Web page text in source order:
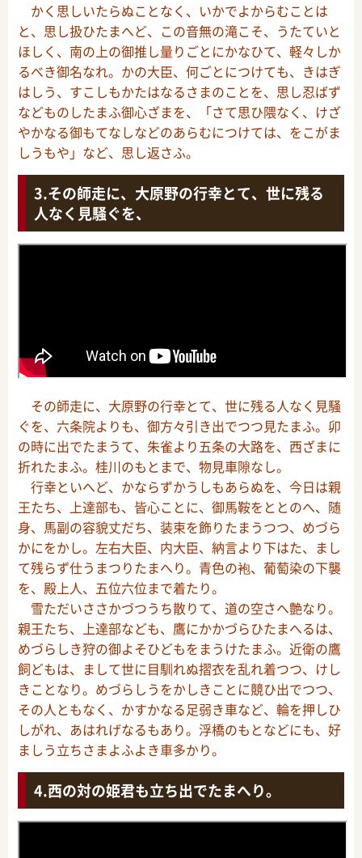
かく思しいたらぬことなく、いかでよからむことは
と、思し扱ひたまへど、この音無の滝こそ、うたていと
ほしく、南の上の御推し量りごとにかなひて、軽々しか
るべき御名なれ。かの大臣、何ごとにつけても、きはぎ
はしう、すこしもかたはなるさまのことを、思し忍ばず
などものしたまふ御心ざまを、「さて思ひ隈なく、けざ
やかなる御もてなしなどのあらむにつけては、をこがま
しうもや」など、思し返さふ。
その師走に、大原野の行幸とて、世に残る
人なく見騒ぐを、
その師走に、大原野の行幸とて、世に残る人なく見騒
ぐを、六条院よりも、御方々引き出でつつ見たまふ。卯
の時に出でたまうて、朱雀より五条の大路を、西ざまに
折れたまふ。桂川のもとまで、物見車隙なし。
行幸といへど、かならずかうしもあらぬを、今日は親
王たち、上達部も、皆心ことに、御馬鞍をととのへ、随
身、馬副の容貌丈だち、装束を飾りたまうつつ、めづら
かにをかし。左右大臣、内大臣、納言より下はた、まし
て残らず仕うまつりたまへり。青色の袍、葡萄染の下襲
を、殿上人、五位六位まで着たり。
雪ただいささかづつうち散りて、道の空さへ艶なり。
親王たち、上達部なども、鷹にかかづらひたまへるは、
めづらしき狩の御よそひどもをまうけたまふ。近衛の鷹
飼どもは、まして世に目馴れぬ摺衣を乱れ着つつ、けし
きことなり。めづらしうをかしきことに競ひ出でつつ、
その人ともなく、かすかなる足弱き車など、輪を押しひ
しがれ、あはれげなるもあり。浮橋のもとなどにも、好
ましう立ちさまよふよき車多かり。
西の対の姫君も立ち出でたまへり。